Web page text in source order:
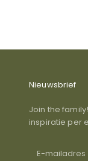
Nieuwsbrief
Join the
inspiratie per